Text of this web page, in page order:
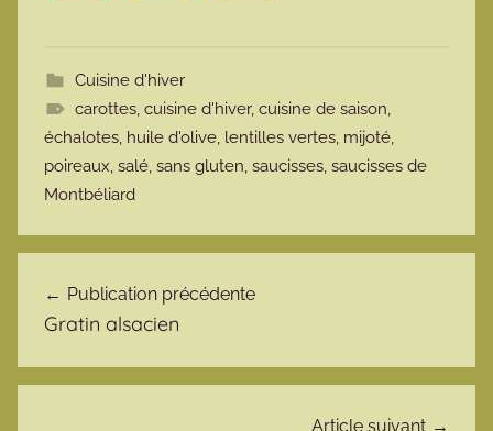
Cuisine d'hiver
carottes, cuisine d'hiver, cuisine de saison,
échalotes, huile d'olive, lentilles vertes, mijoté,
poireaux, salé, sans gluten, saucisses, saucisses de
Montbéliard
Publication précédente
Gratin alsacien
Article suivant